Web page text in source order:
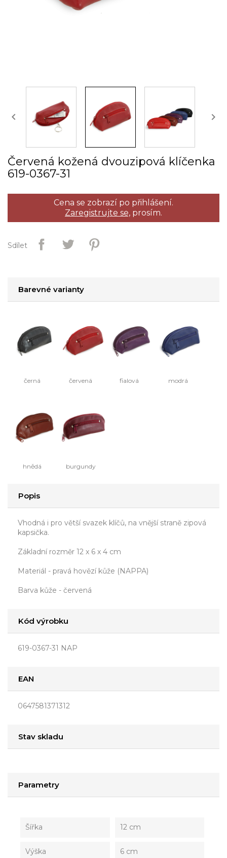
 
Červená kožená dvouzipová klíčenka
619­-0367­-31
Cena se zobrazí po přihlášení.
Zaregistrujte se, prosím.
Sdílet
Barevné varianty
černá červená fialová modrá
hnědá burgundy
Popis
Vhodná i pro větší svazek klíčů, na vnější straně zipová
kapsička.
Základní rozměr 12 x 6 x 4 cm
Materiál - pravá hovězí kůže (NAPPA)
Barva kůže - červená
Kód výrobku
619-0367-31 NAP
EAN
0647581371312
Stav skladu
Parametry
Šířka 12 cm
Výška 6 cm